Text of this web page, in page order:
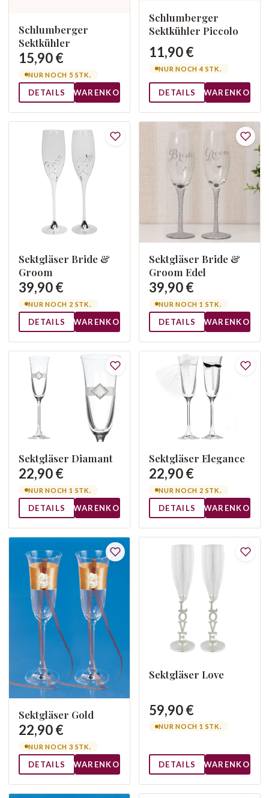
Schlumberger
Sektkühler
15,90 €
NUR NOCH 5 STK.
DETAILS WARENKORB
Schlumberger
Sektkühler Piccolo
11,90 €
NUR NOCH 4 STK.
DETAILS WARENKORB
Sektgläser Bride &
Groom
39,90 €
NUR NOCH 2 STK.
DETAILS WARENKORB
Sektgläser Bride &
Groom Edel
39,90 €
NUR NOCH 1 STK.
DETAILS WARENKORB
Sektgläser Diamant
22,90 €
NUR NOCH 1 STK.
DETAILS WARENKORB
Sektgläser Elegance
22,90 €
NUR NOCH 2 STK.
DETAILS WARENKORB
Sektgläser Gold
22,90 €
NUR NOCH 3 STK.
DETAILS WARENKORB
Sektgläser Love
59,90 €
NUR NOCH 1 STK.
DETAILS WARENKORB